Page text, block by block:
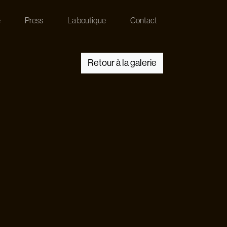
Press La boutique Contact
Retour à la galerie